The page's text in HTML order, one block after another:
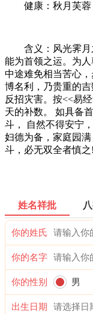
健康：秋月芙蓉
含义：风光霁月
能为首领之运。为
中途难免相当苦心
博名利，乃贵重的
反招灾害。按<<易
天的补数。 如具备
斗， 自然不得安宁
妇德为备，家庭园
斗，必无双全者慎
姓名祥批
你的姓氏
你的名字
你的性别 男
出生日期